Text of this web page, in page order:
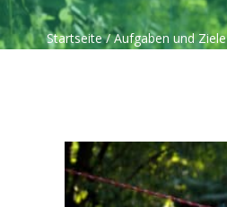
Startseite/Aufgaben und Ziele